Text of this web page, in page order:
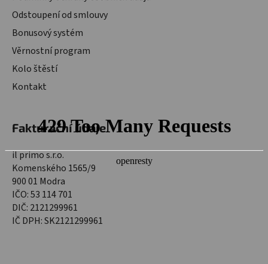
Odstoupení od smlouvy
Bonusový systém
Věrnostní program
Kolo štěstí
Kontakt
Fakturační údaje
il primo s.r.o.
Komenského 1565/9
900 01 Modra
IČO: 53 114 701
DIČ: 2121299961
IČ DPH: SK2121299961